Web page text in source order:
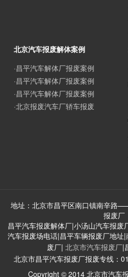
北京汽车报废解体案例
·昌平汽车解体厂报废案例
·昌平汽车解体厂报废案例
·昌平汽车解体厂报废案例
·北京报废汽车厂轿车报废
地址：北京市昌平区南口镇南辛路
报废厂
昌平汽车报废解体厂|小汤山汽车报废
汽车报废场电话|昌平车辆报废厂地址
废厂| 北京市汽车报废厂|
北京市昌平汽车报废厂报废专线：
Copyright © 2014 北京市汽车